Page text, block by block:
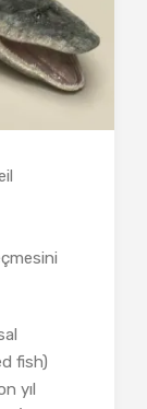
fish)
yıl